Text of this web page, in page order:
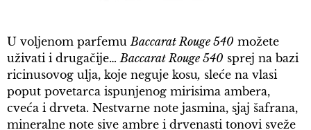
U voljenom parfemu Baccarat Rouge 540 možete
uživati i drugačije… Baccarat Rouge 540 sprej na bazi
ricinusovog ulja, koje neguje kosu, sleće na vlasi
poput povetarca ispunjenog mirisima ambera,
cveća i drveta. Nestvarne note jasmina, sjaj šafrana,
mineralne note sive ambre i drvenasti tonovi sveže